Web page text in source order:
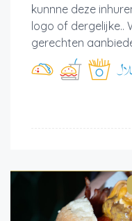
kunnne deze
logo of dergelijke..
gerechten